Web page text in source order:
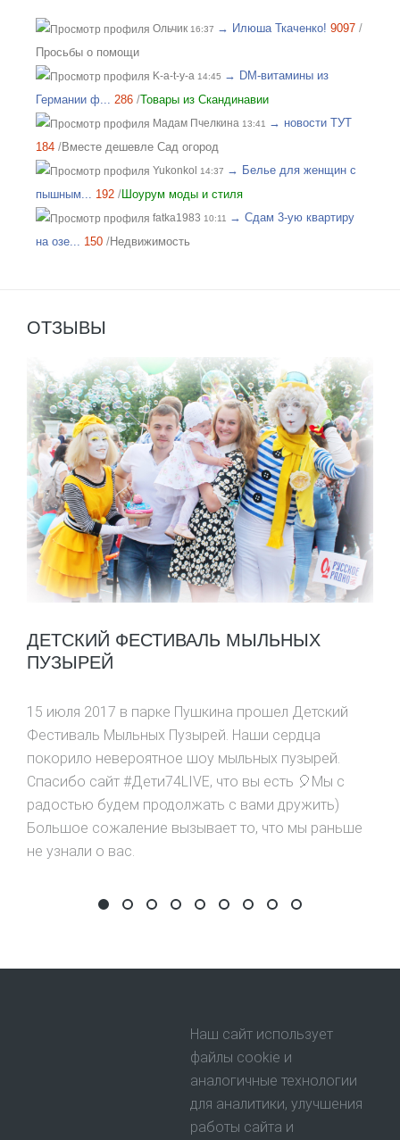
Ольчик 16:37 → Илюша Ткаченко! 9097 /
Просьбы о помощи
K-a-t-y-a 14:45 → DM-витамины из
Германии ф... 286 /Товары из Скандинавии
Мадам Пчелкина 13:41 → новости ТУТ
184 /Вместе дешевле Сад огород
Yukonkol 14:37 → Белье для женщин с
пышным... 192 /Шоурум моды и стиля
fatka1983 10:11 → Сдам 3-ую квартиру
на озе... 150 /Недвижимость
ОТЗЫВЫ
ДЕТСКИЙ ФЕСТИВАЛЬ МЫЛЬНЫХ
ПУЗЫРЕЙ
15 июля 2017 в парке Пушкина прошел Детский
Фестиваль Мыльных Пузырей. Наши сердца
покорило невероятное шоу мыльных пузырей.
Спасибо сайт #Дети74LIVE, что вы есть 🎈Мы с
радостью будем продолжать с вами дружить)
Большое сожаление вызывает то, что мы раньше
не узнали о вас.
Детский Фестиваль Мыльных Пузырей
День рождения сайта
Фестиваль забытых игр
Самый дружный класс
фестиваль #шокоlive
Первые победы
Фестиваль цыплят
Забег в ползунках
День
Наш сайт использует
файлы cookie и
аналогичные технологии
для аналитики, улучшения
работы сайта и